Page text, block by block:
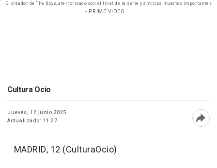
El creador de The Boys, aterrorizado con el final de la serie y anticipa muertes importantes
- PRIME VIDEO
Cultura Ocio
Jueves, 12 junio 2025
Actualizado: 11:27
MADRID, 12 (CulturaOcio)